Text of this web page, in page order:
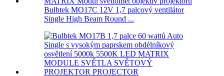
Bulbtek MO17C 12V 1,7 palcový ventilátor
Single High Beam Round ...